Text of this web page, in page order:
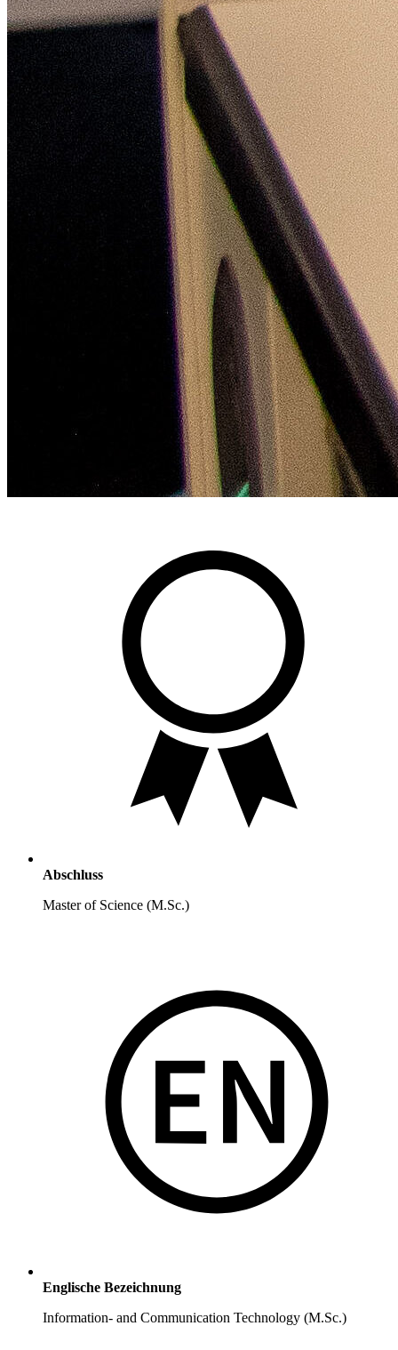
Abschluss
Master of Science (M.Sc.)
Englische Bezeichnung
Information- and Communication Technology (M.Sc.)